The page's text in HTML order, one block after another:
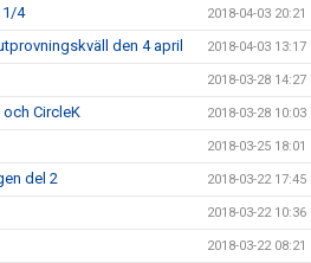
4 2018-04-03 20:21
den 4 april 2018-04-03 13:17
2018-03-28 14:27
CircleK 2018-03-28 10:03
2018-03-25 18:01
del 2 2018-03-22 17:45
2018-03-22 10:36
2018-03-22 08:21